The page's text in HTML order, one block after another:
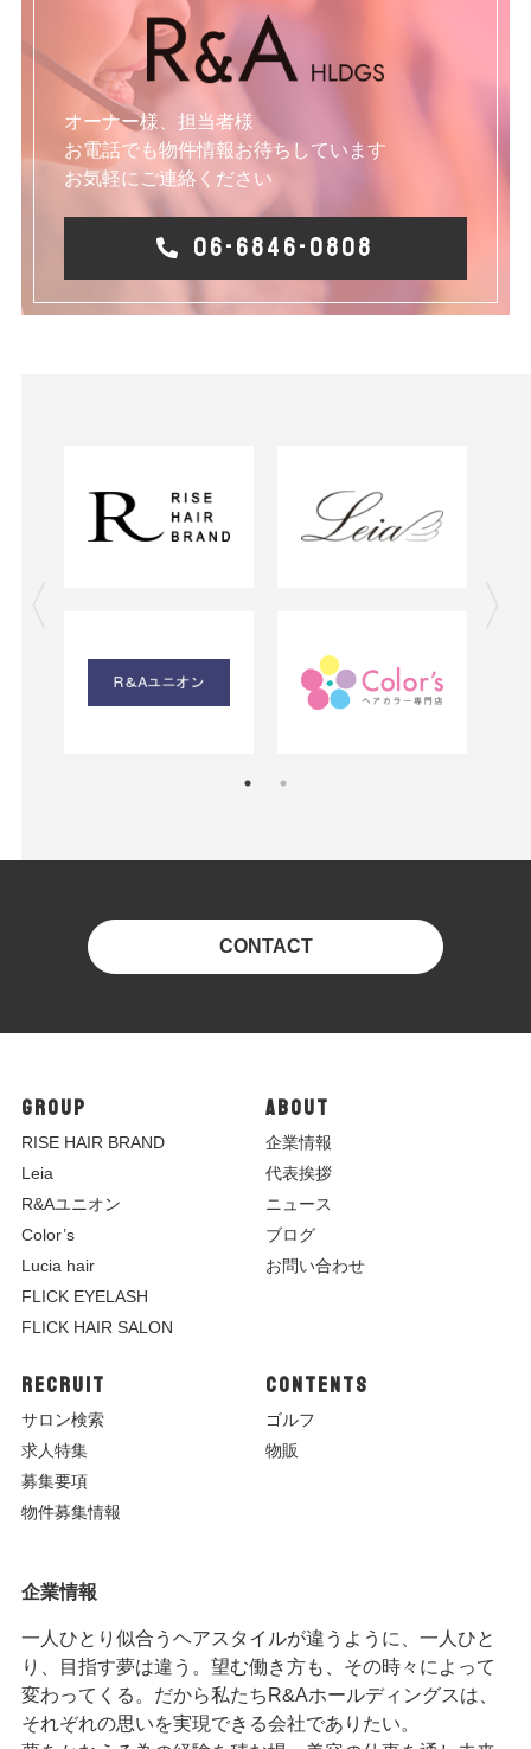
オーナー様、担当者様
お電話でも物件情報お待ちしています
お気軽にご連絡ください
06-6846-0808
CONTACT
GROUP
RISE HAIR BRAND
Leia
R&Aユニオン
Color’s
Lucia hair
FLICK EYELASH
FLICK HAIR SALON
ABOUT
企業情報
代表挨拶
ニュース
ブログ
お問い合わせ
RECRUIT
サロン検索
求人特集
募集要項
物件募集情報
CONTENTS
ゴルフ
物販
企業情報
一人ひとり似合うヘアスタイルが違うように、一人ひと
り、目指す夢は違う。望む働き方も、その時々によって
変わってくる。だから私たちR&Aホールディングスは、
それぞれの思いを実現できる会社でありたい。